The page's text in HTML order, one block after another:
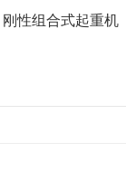
刚性组合式起重机